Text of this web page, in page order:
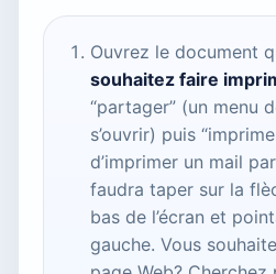
Ouvrez le document
souhaitez faire
“partager” (un menu
s’ouvrir) puis
d’imprimer un mail
faudra taper sur la
bas de l’écran et
gauche. Vous